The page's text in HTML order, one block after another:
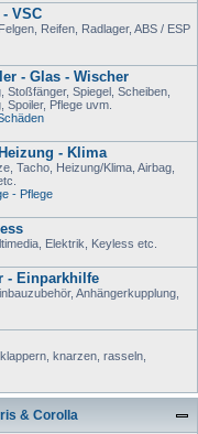
VSC
Reifen, Radlager, ABS / ESP
- Glas - Wischer
Spiegel, Scheiben,
Pflege uvm.
- Klima
Tacho, Heizung/Klima, Airbag,
- Pflege
Elektrik, Keyless etc.
- Einparkhilfe
Anhängerkupplung,
knarzen, rasseln,
& Corolla